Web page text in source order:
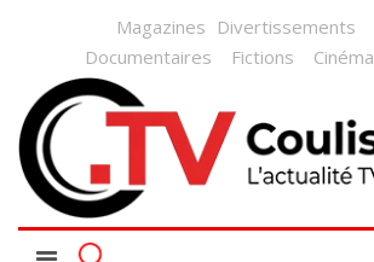
Magazines Divertissements
Documentaires
Fictions Cinéma